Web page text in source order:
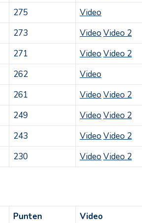
275
Video
273 Video Video 2
271 Video Video 2
262
Video
261 Video Video 2
249 Video Video 2
243 Video Video 2
230 Video Video 2
Punten
Video